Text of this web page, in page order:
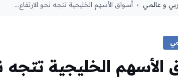
و عالمي › أسواق الأسهم الخليجية تتجه نحو الارتفاع...
الأسهم الخليجية